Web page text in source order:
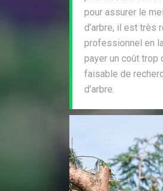
pour assurer le
d’arbre, il est très
professionnel en
payer un coût
faisable de
d’arbre.